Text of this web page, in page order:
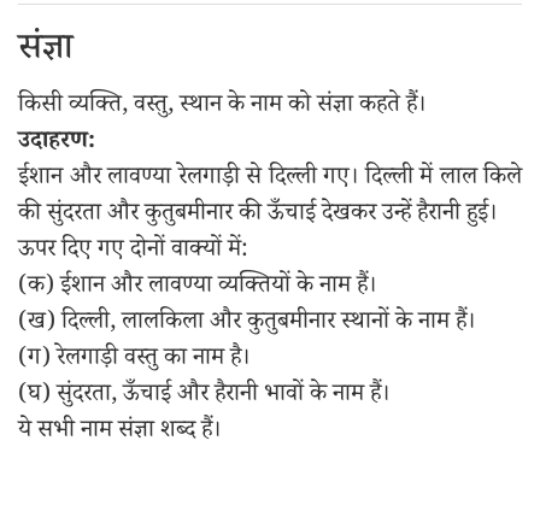
संज्ञा
किसी व्यक्ति, वस्तु, स्थान के नाम को संज्ञा कहते हैं।
उदाहरण:
ईशान और लावण्या रेलगाड़ी से दिल्ली गए। दिल्ली में लाल किले
की सुंदरता और कुतुबमीनार की ऊँचाई देखकर उन्हें हैरानी हुई।
ऊपर दिए गए दोनों वाक्यों में:
(क) ईशान और लावण्या व्यक्तियों के नाम हैं।
(ख) दिल्ली, लालकिला और कुतुबमीनार स्थानों के नाम हैं।
(ग) रेलगाड़ी वस्तु का नाम है।
(घ) सुंदरता, ऊँचाई और हैरानी भावों के नाम हैं।
ये सभी नाम संज्ञा शब्द हैं।